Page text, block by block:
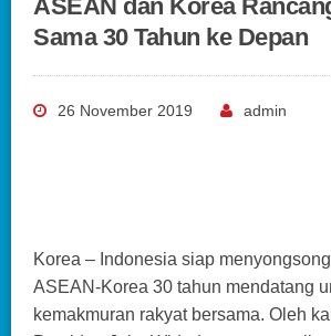
ASEAN dan Korea
Sama 30 Tahun ke Depan
26 November 2019 admin
Korea – Indonesia siap
ASEAN-Korea 30 tahun mendatang
kemakmuran rakyat bersama. Oleh